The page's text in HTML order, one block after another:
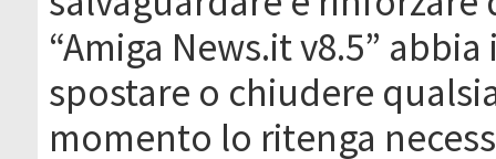
“Amiga News.it v8.5”
spostare o chiudere
momento lo ritenga